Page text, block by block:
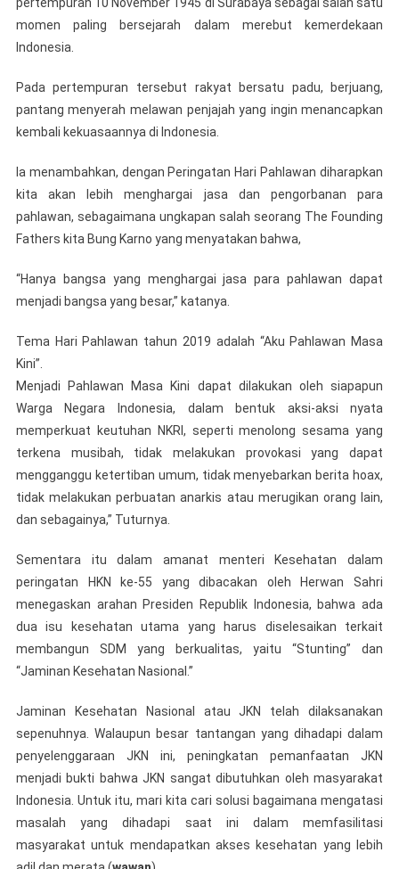
55
Tahun
momen paling bersejarah dalam merebut kemerdekaan
Indonesia.
Pada pertempuran tersebut rakyat bersatu padu, berjuang,
pantang menyerah melawan penjajah yang ingin menancapkan
kembali kekuasaannya di Indonesia.
Ia menambahkan, dengan Peringatan Hari Pahlawan diharapkan
kita akan lebih menghargai jasa dan pengorbanan para
pahlawan, sebagaimana ungkapan salah seorang The Founding
Fathers kita Bung Karno yang menyatakan bahwa,
“Hanya bangsa yang menghargai jasa para pahlawan dapat
menjadi bangsa yang besar,” katanya.
Tema Hari Pahlawan tahun 2019 adalah “Aku Pahlawan Masa
Kini”.
Menjadi Pahlawan Masa Kini dapat dilakukan oleh siapapun
Warga Negara Indonesia, dalam bentuk aksi-aksi nyata
memperkuat keutuhan NKRI, seperti menolong sesama yang
terkena musibah, tidak melakukan provokasi yang dapat
mengganggu ketertiban umum, tidak menyebarkan berita hoax,
tidak melakukan perbuatan anarkis atau merugikan orang lain,
dan sebagainya,” Tuturnya.
Sementara itu dalam amanat menteri Kesehatan dalam
peringatan HKN ke-55 yang dibacakan oleh Herwan Sahri
menegaskan arahan Presiden Republik Indonesia, bahwa ada
dua isu kesehatan utama yang harus diselesaikan terkait
membangun SDM yang berkualitas, yaitu “Stunting” dan
“Jaminan Kesehatan Nasional.”
Jaminan Kesehatan Nasional atau JKN telah dilaksanakan
sepenuhnya. Walaupun besar tantangan yang dihadapi dalam
penyelenggaraan JKN ini, peningkatan pemanfaatan JKN
menjadi bukti bahwa JKN sangat dibutuhkan oleh masyarakat
Indonesia. Untuk itu, mari kita cari solusi bagaimana mengatasi
masalah yang dihadapi saat ini dalam memfasilitasi
masyarakat untuk mendapatkan akses kesehatan yang lebih